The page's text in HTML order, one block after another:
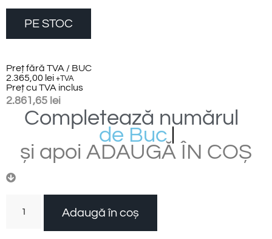
PE STOC
Preț fără TVA / BUC
2.365,00 lei +TVA
Preț cu TVA inclus
2.861,65 lei
Completează numărul
e Bucăț
și apoi ADAUGĂ ÎN COȘ
Adaugă în coș